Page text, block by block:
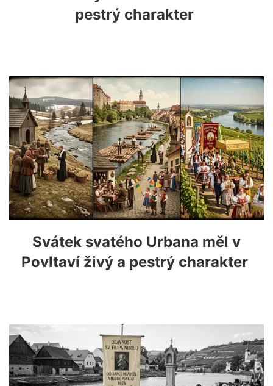
pestrý charakter
Svátek svatého Urbana měl v
Povltaví živý a pestrý charakter